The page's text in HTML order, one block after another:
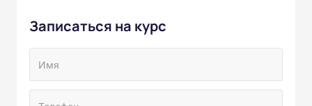
Записаться на курс